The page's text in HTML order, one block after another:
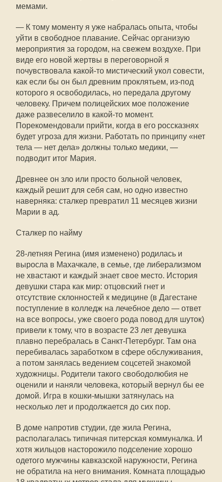
мемами.
— К тому моменту я уже набралась опыта, чтобы
уйти в свободное плавание. Сейчас организую
мероприятия за городом, на свежем воздухе. При
виде его новой жертвы в переговорной я
почувствовала какой-то мистический укол совести,
как если бы он был древним проклятьем, из-под
которого я освободилась, но передала другому
человеку. Причем полицейских мое положение
даже развеселило в какой-то момент.
Порекомендовали прийти, когда в его россказнях
будет угроза для жизни. Работать по принципу «нет
тела — нет дела» должны только медики, —
подводит итог Мария.
Древнее он зло или просто больной человек,
каждый решит для себя сам, но одно известно
наверняка: сталкер превратил 11 месяцев жизни
Марии в ад.
Сталкер по найму
28-летняя Регина (имя изменено) родилась и
выросла в Махачкале, в семье, где либерализмом
не хвастают и каждый знает свое место. История
девушки стара как мир: отцовский гнет и
отсутствие склонностей к медицине (в Дагестане
поступление в колледж на лечебное дело — ответ
на все вопросы, уже своего рода повод для шуток)
привели к тому, что в возрасте 23 лет девушка
плавно перебралась в Санкт-Петербург. Там она
перебивалась заработком в сфере обслуживания,
а потом занялась ведением соцсетей знакомой
художницы. Родители такого свободолюбия не
оценили и наняли человека, который вернул бы ее
домой. Игра в кошки-мышки затянулась на
несколько лет и продолжается до сих пор.
В доме напротив студии, где жила Регина,
располагалась типичная питерская коммуналка. И
хотя жильцов насторожило подселение хорошо
одетого мужчины кавказской наружности, Регина
не обратила на него внимания. Комната площадью